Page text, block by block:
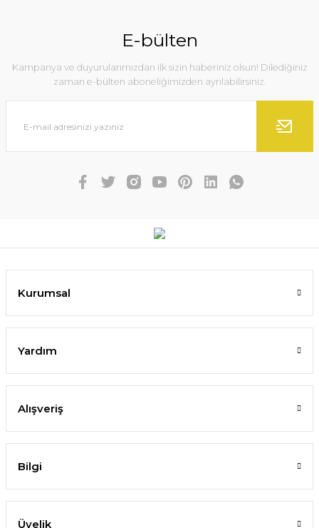
E-bülten
Kampanya ve duyurularımızdan ilk sizin haberiniz olsun! Dilediğiniz
zaman e-bülten aboneliğimizden ayrılabilirsiniz.
Kurumsal
Yardım
Alışveriş
Bilgi
Üyelik